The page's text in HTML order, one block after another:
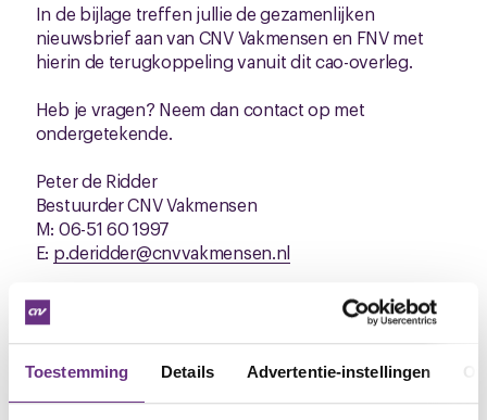
Toestemming Details Advertentie-instellingen
In de bijlage treffen jullie de gezamenlijken
nieuwsbrief aan van CNV Vakmensen en FNV met
hierin de terugkoppeling vanuit dit cao-overleg.
Heb je vragen? Neem dan contact op met
ondergetekende.
Peter de Ridder
Bestuurder CNV Vakmensen
M: 06-51 60 1997
E: p.deridder@cnvvakmensen.nl
Downloads
20210330_nbrf_eerste_ronde_cao_onderhandelingen
(.pdf)